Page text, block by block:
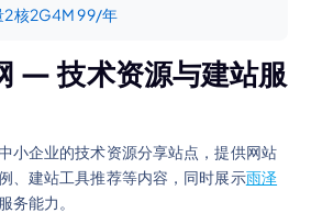
2核2G4M 99/年
— 技术资源与建站服
小企业的技术资源分享站点，提供网站
、建站工具推荐等内容，同时展示雨泽
务能力。